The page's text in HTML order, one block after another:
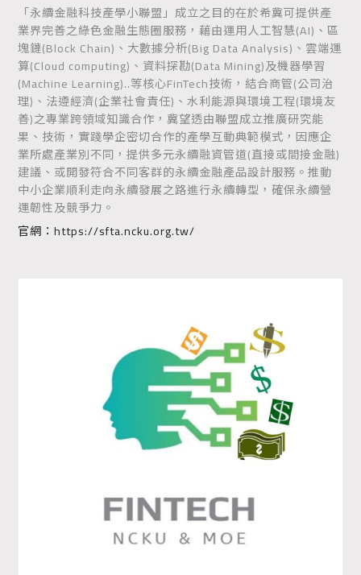
「永續金融科技產學小聯盟」成立之目的在於希冀可提供產
業界完善之綠色金融生態圈服務，藉由運用人工智慧(AI)、區
塊鏈(Block Chain)、大數據分析(Big Data Analysis)、雲端運
算(Cloud computing)、資料探勘(Data Mining)及機器學習
(Machine Learning)..等核心FinTech技術，結合商管(公司治
理)、法遵經濟(企業社會責任)、水利能源與環境工程(環境友
善)之專業跨領域知識合作，冀望透由聯盟成立推廣研究能
果、技術，實踐學企密切合作的產學互動典範模式，因應企
業所處產業別不同，提供多元永續融資管道(直接或間接金融)
建議、或開發符合不同客群的永續金融產品設計服務。推動
中小企業順利走向永續發展之路進行永續轉型，確保永續營
運韌性及競爭力。
官網：https://sfta.ncku.org.tw/